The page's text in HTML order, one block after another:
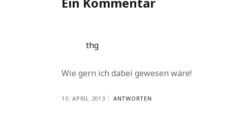
thg
Wie gern ich dabei gewesen wäre!
10. APRIL 2013 ANTWORTEN